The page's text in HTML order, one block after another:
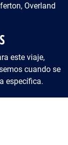
Overland
este viaje,
cuando se
específica.